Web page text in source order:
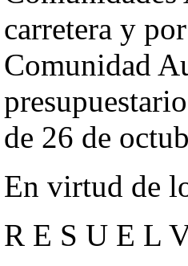
carretera y
Comunidad
de 26 de
En virtud de
R E S U E L